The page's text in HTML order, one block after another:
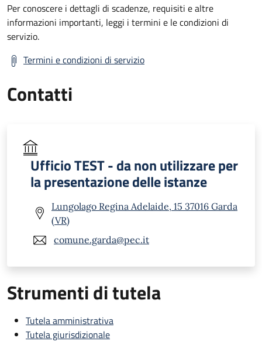
Per conoscere i dettagli di scadenze, requisiti e altre
informazioni importanti, leggi i termini e le condizioni di
servizio.
Termini e condizioni di servizio
Contatti
Ufficio TEST - da non utilizzare per
la presentazione delle istanze
Lungolago Regina Adelaide, 15 37016 Garda
(VR)
comune.garda@pec.it
Strumenti di tutela
Tutela amministrativa
Tutela giurisdizionale